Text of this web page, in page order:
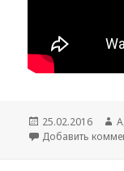
Опубликовано
25.02.2016
Добавить